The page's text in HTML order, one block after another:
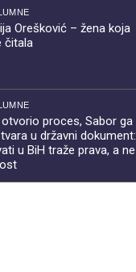
Orešković – žena koja
čitala
otvorio proces, Sabor ga
u državni dokument:
u BiH traže prava, a ne